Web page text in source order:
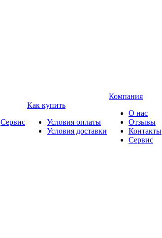
Сервис
Как купить
Условия оплаты
Условия доставки
Компания
О нас
Отзывы
Контакты
Сервис